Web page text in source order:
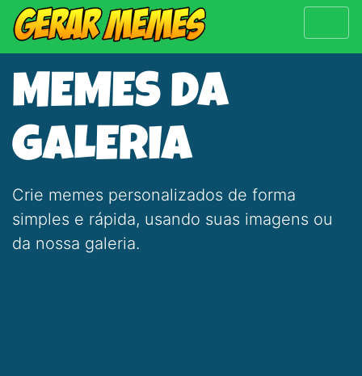
MEMES DA
GALERIA
Crie memes personalizados de forma
simples e rápida, usando suas imagens ou
da nossa galeria.